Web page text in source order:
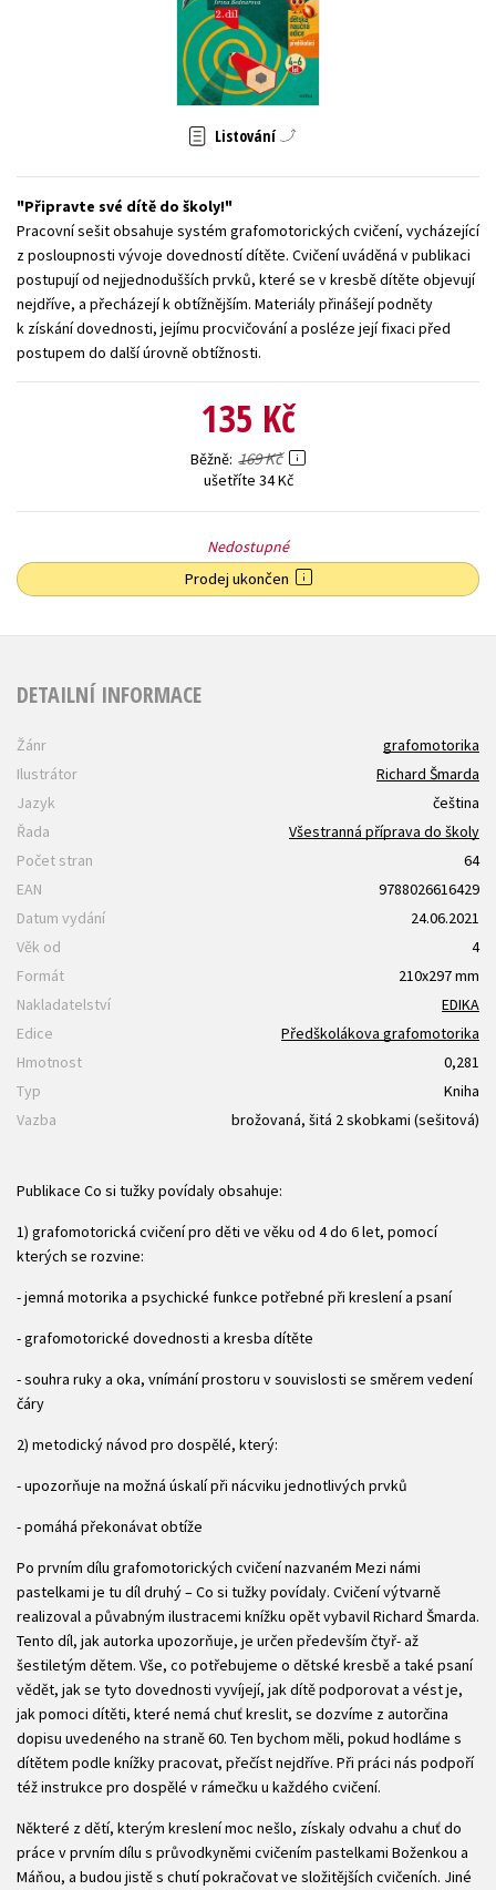
Zahraniční literatura
Všechny tituly
Listování
Připravte své dítě do školy!
Pracovní sešit obsahuje systém grafomotorických cvičení, vycházející
z posloupnosti vývoje dovedností dítěte. Cvičení uváděná v publikaci
postupují od nejjednodušších prvků, které se v kresbě dítěte objevují
nejdříve, a přecházejí k obtížnějším. Materiály přinášejí podněty
k získání dovednosti, jejímu procvičování a posléze její fixaci před
postupem do další úrovně obtížnosti.
135 Kč
Běžně 169 Kč
ušetříte 34 Kč
Nedostupné
Prodej ukončen
DETAILNÍ INFORMACE
Žánr
grafomotorika
Ilustrátor
Richard Šmarda
Jazyk
čeština
Řada
Všestranná příprava do školy
Počet stran
64
EAN
9788026616429
Datum vydání
24.06.2021
Věk od
4
Formát
210x297 mm
Nakladatelství
EDIKA
Edice
Předškolákova grafomotorika
Hmotnost
0,281
Typ
Kniha
Vazba
brožovaná, šitá 2 skobkami (sešitová)
Publikace Co si tužky povídaly obsahuje:
1) grafomotorická cvičení pro děti ve věku od 4 do 6 let, pomocí
kterých se rozvine:
- jemná motorika a psychické funkce potřebné při kreslení a psaní
- grafomotorické dovednosti a kresba dítěte
- souhra ruky a oka, vnímání prostoru v souvislosti se směrem vedení
čáry
2) metodický návod pro dospělé, který:
- upozorňuje na možná úskalí při nácviku jednotlivých prvků
- pomáhá překonávat obtíže
Po prvním dílu grafomotorických cvičení nazvaném Mezi námi
pastelkami je tu díl druhý – Co si tužky povídaly. Cvičení výtvarně
realizoval a půvabným ilustracemi knížku opět vybavil Richard Šmarda.
Tento díl, jak autorka upozorňuje, je určen především čtyř- až
šestiletým dětem. Vše, co potřebujeme o dětské kresbě a také psaní
vědět, jak se tyto dovednosti vyvíjejí, jak dítě podporovat a vést je,
jak pomoci dítěti, které nemá chuť kreslit, se dozvíme z autorčina
dopisu uvedeného na straně 60. Ten bychom měli, pokud hodláme s
dítětem podle knížky pracovat, přečíst nejdříve. Při práci nás podpoří
též instrukce pro dospělé v rámečku u každého cvičení.
Některé z dětí, kterým kreslení moc nešlo, získaly odvahu a chuť do
práce v prvním dílu s průvodkyněmi cvičením pastelkami Boženkou a
Máňou, a budou jistě s chutí pokračovat ve složitějších cvičeních. Jiné